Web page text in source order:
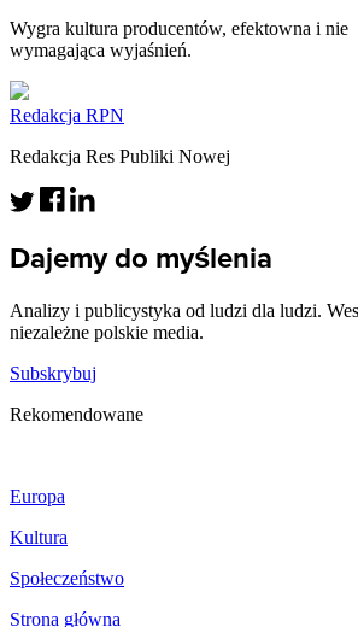
Wygra kultura producentów, efektowna i nie
wymagająca wyjaśnień.
Redakcja RPN
Redakcja Res Publiki Nowej
Dajemy do myślenia
Analizy i publicystyka od ludzi dla ludzi.
niezależne polskie media.
Subskrybuj
Rekomendowane
Europa
Kultura
Społeczeństwo
Strona główna